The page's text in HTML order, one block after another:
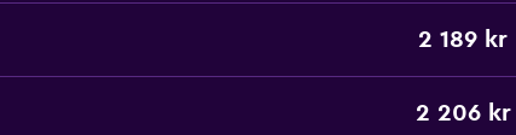
2 189 kr
2 206 kr